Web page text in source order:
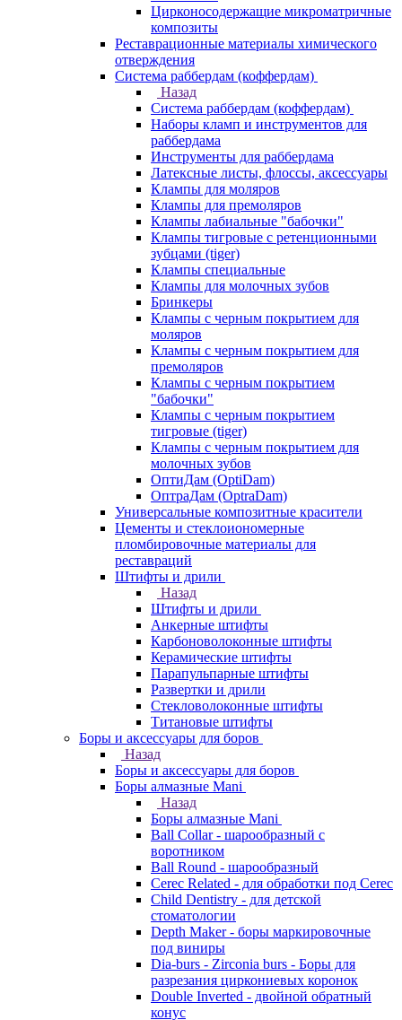
Цирконосодержащие микроматричные
композиты
Реставрационные материалы химического
отверждения
Система раббердам (коффердам)
Назад
Система раббердам (коффердам)
Наборы кламп и инструментов для
раббердама
Инструменты для раббердама
Латексные листы, флоссы, аксессуары
Клампы для моляров
Клампы для премоляров
Клампы лабиальные "бабочки"
Клампы тигровые с ретенционными
зубцами (tiger)
Клампы специальные
Клампы для молочных зубов
Бринкеры
Клампы с черным покрытием для
моляров
Клампы с черным покрытием для
премоляров
Клампы с черным покрытием
"бабочки"
Клампы с черным покрытием
тигровые (tiger)
Клампы с черным покрытием для
молочных зубов
ОптиДам (OptiDam)
ОптраДам (OptraDam)
Универсальные композитные красители
Цементы и стеклоиономерные
пломбировочные материалы для
реставраций
Штифты и дрили
Назад
Штифты и дрили
Анкерные штифты
Карбоноволоконные штифты
Керамические штифты
Парапульпарные штифты
Развертки и дрили
Стекловолоконные штифты
Титановые штифты
Боры и аксессуары для боров
Назад
Боры и аксессуары для боров
Боры алмазные Mani
Назад
Боры алмазные Mani
Ball Collar - шарообразный c
воротником
Ball Round - шарообразный
Cerec Related - для обработки под Cerec
Child Dentistry - для детской
стоматологии
Depth Maker - боры маркировочные
под виниры
Dia-burs - Zirconia burs - Боры для
разрезания циркониевых коронок
Double Inverted - двойной обратный
конус